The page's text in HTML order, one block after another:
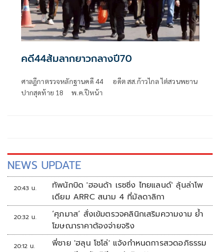
คดี44ส้มลากยาวกลางปี70
ศาลฎีกาตรวจหลักฐานคดี 44 อดีต สส.ก้าวไกล ไต่สวนพยาน
ปากสุดท้าย 18 พ.ค.ปีหน้า
NEWS UPDATE
20:43 น.
ทัพนักบิด 'ฮอนด้า เรซซิ่ง ไทยแลนด์' ลุ้นล่าโพ
เดียม ARRC สนาม 4 ที่มัลดาลิกา
20:32 น.
‘ศุภมาส’ สั่งเข้มตรวจคลินิกเสริมความงาม ย้ำ
โฆษณาราคาต้องจ่ายจริง
20:12 น.
พี่ชาย 'ฮลุน โซโล่' แจ้งกำหนดการสวดอภิธรรม